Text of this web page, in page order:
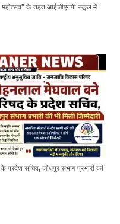
महोत्सव” के तहत आईजीएनपी स्कूल में
प्रदेश सचिव, जोधपुर संभाग प्रभारी की